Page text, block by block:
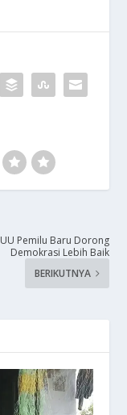
UU Pemilu Baru Dorong
Demokrasi Lebih Baik
BERIKUTNYA